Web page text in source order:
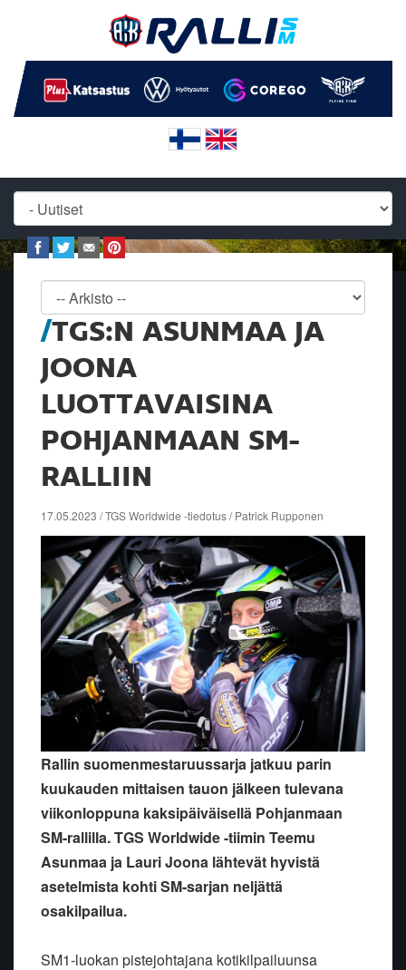
TGS:N ASUNMAA JA
JOONA
LUOTTAVAISINA
POHJANMAAN SM-
RALLIIN
17.05.2023 / TGS Worldwide -tiedotus / Patrick Rupponen
Rallin suomenmestaruussarja jatkuu parin
kuukauden mittaisen tauon jälkeen tulevana
viikonloppuna kaksipäiväisellä Pohjanmaan
SM-rallilla. TGS Worldwide -tiimin Teemu
Asunmaa ja Lauri Joona lähtevät hyvistä
asetelmista kohti SM-sarjan neljättä
osakilpailua.
SM1-luokan pistejohtajana kotikilpailuunsa